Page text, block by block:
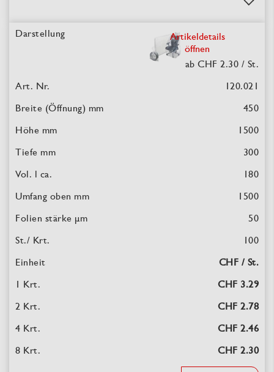
Artikeldetails
öffnen
ab CHF 2.30 / St.
120.021
450
1500
300
180
1500
50
100
CHF / St.
CHF 3.29
CHF 2.78
CHF 2.46
CHF 2.30